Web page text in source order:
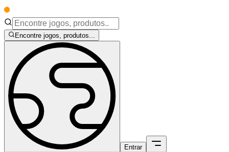
Encontre jogos, produtos...
Entrar